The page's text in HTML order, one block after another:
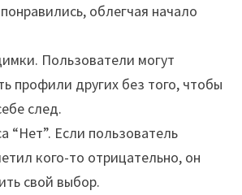
облегчая начало
Пользователи могут
профили других без того, чтобы
след.
“Нет”. Если пользователь
кого-то отрицательно, он
свой выбор.